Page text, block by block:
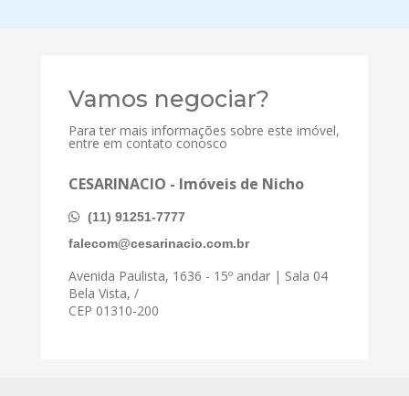
Vamos negociar?
Para ter mais informações sobre este imóvel,
entre em contato conosco
CESARINACIO - Imóveis de Nicho
(11) 91251-7777
falecom@cesarinacio.com.br
Avenida Paulista, 1636 - 15º andar | Sala 04
Bela Vista, /
CEP 01310-200